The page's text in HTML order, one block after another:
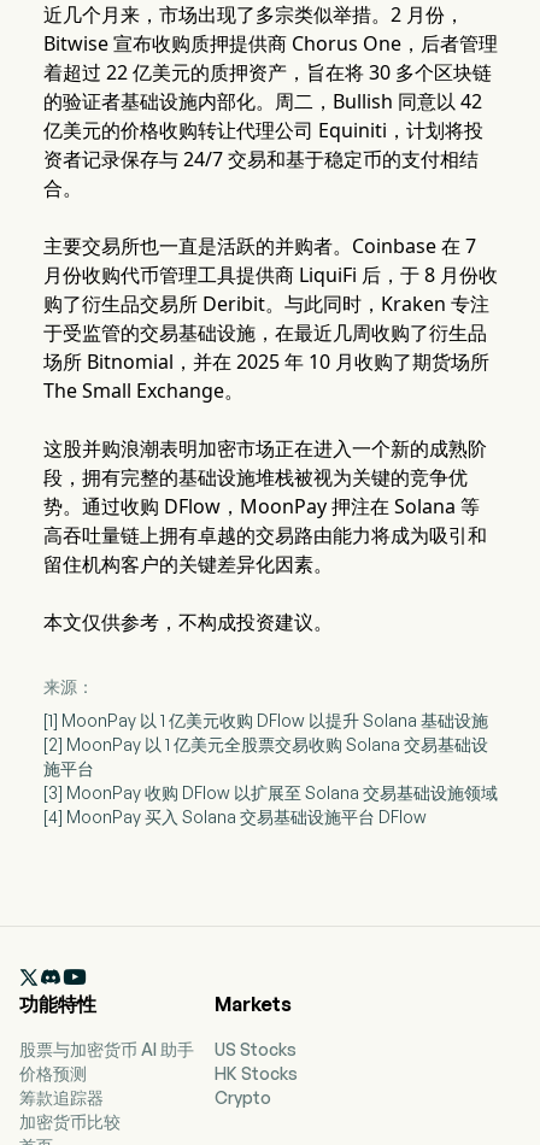
近几个月来，市场出现了多宗类似举措。2 月份，
Bitwise 宣布收购质押提供商 Chorus One，后者管理
着超过 22 亿美元的质押资产，旨在将 30 多个区块链
的验证者基础设施内部化。周二，Bullish 同意以 42
亿美元的价格收购转让代理公司 Equiniti，计划将投
资者记录保存与 24/7 交易和基于稳定币的支付相结
合。
主要交易所也一直是活跃的并购者。Coinbase 在 7
月份收购代币管理工具提供商 LiquiFi 后，于 8 月份收
购了衍生品交易所 Deribit。与此同时，Kraken 专注
于受监管的交易基础设施，在最近几周收购了衍生品
场所 Bitnomial，并在 2025 年 10 月收购了期货场所
The Small Exchange。
这股并购浪潮表明加密市场正在进入一个新的成熟阶
段，拥有完整的基础设施堆栈被视为关键的竞争优
势。通过收购 DFlow，MoonPay 押注在 Solana 等
高吞吐量链上拥有卓越的交易路由能力将成为吸引和
留住机构客户的关键差异化因素。
本文仅供参考，不构成投资建议。
来源：
[1] MoonPay 以 1 亿美元收购 DFlow 以提升 Solana 基础设施
[2] MoonPay 以 1 亿美元全股票交易收购 Solana 交易基础设
施平台
[3] MoonPay 收购 DFlow 以扩展至 Solana 交易基础设施领域
[4] MoonPay 买入 Solana 交易基础设施平台 DFlow

功能特性
股票与加密货币 AI 助手
价格预测
筹款追踪器
加密货币比较
Markets
US Stocks
HK Stocks
Crypto